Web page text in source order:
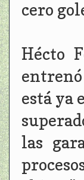
cero
Hécto
está ya
las